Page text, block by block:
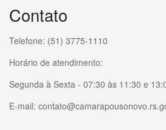
Contato
Telefone: (51) 3775-1110
Horário de atendimento:
Segunda à Sexta - 07:30 às 11:30 e
E-mail: